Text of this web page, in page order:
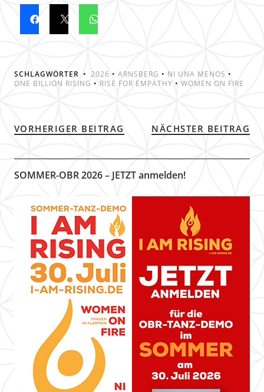
SCHLAGWÖRTER 2026 • ARNSBERG • NI UNA MENOS •
ONE BILLION RISING • RISE FOR EMPATHY • WOMEN ON FIRE
VORHERIGER BEITRAG NÄCHSTER BEITRAG
SOMMER-OBR 2026 – JETZT anmelden!